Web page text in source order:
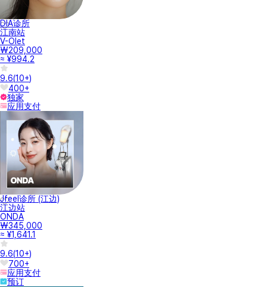
DIA诊所
江南站
V-Olet
₩209,000
≈ ¥994.2
9.6(10+)
400+
独家
应用支付
Jfeel诊所 (江边)
江边站
ONDA
₩345,000
≈ ¥1,641.1
9.6(10+)
700+
应用支付
预订